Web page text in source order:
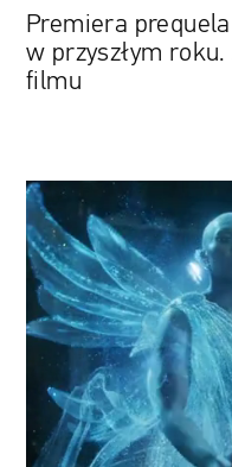
Premiera
w przyszłym
filmu
Oto
aktorska
wersja
„Pinokia”.
Grają
w
niej
Hanks,
Cynthia